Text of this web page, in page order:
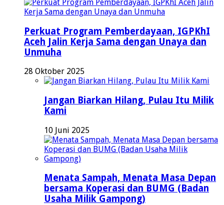
Perkuat Program Pemberdayaan, IGPKhI
Aceh Jalin Kerja Sama dengan Unaya dan
Unmuha
28 Oktober 2025
Jangan Biarkan Hilang, Pulau Itu Milik
Kami
10 Juni 2025
Menata Sampah, Menata Masa Depan
bersama Koperasi dan BUMG (Badan
Usaha Milik Gampong)